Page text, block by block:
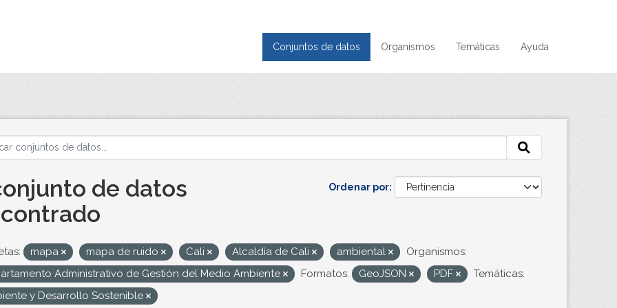
Conjuntos de datos Organismos Temáticas Ayuda
Ordenar por
de datos
mapa mapa de ruido Cali Alcaldía de Cali ambiental
Organismos:
Administrativo de Gestión del Medio Ambiente
Formatos: GeoJSON PDF
Temáticas:
y Desarrollo Sostenible